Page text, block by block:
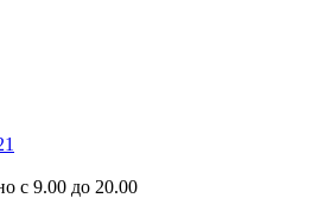
с 9.00 до 20.00